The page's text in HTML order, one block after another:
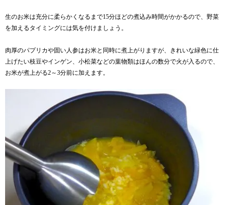
生のお米は充分に柔らかくなるまで15分ほどの煮込み時間がかかるので、野菜
を加えるタイミングには気を付けましょう。
肉厚のパプリカや固い人参はお米と同時に煮上がりますが、きれいな緑色に仕
上げたい枝豆やインゲン、小松菜などの葉物類はほんの数分で火が入るので、
お米が煮上がる2～3分前に加えます。